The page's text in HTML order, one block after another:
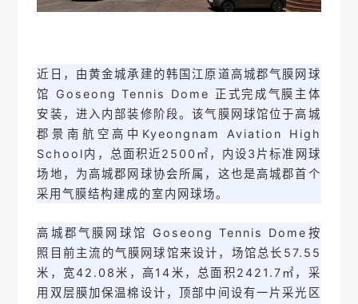
近日，由黄金城承建的韩国江原道高城郡气膜网球
馆 Goseong Tennis Dome 正式完成气膜主体
安装，进入内部装修阶段。该气膜网球馆位于高城
郡景南航空高中Kyeongnam Aviation High
School内，总面积近2500㎡，内设3片标准网球
场地，为高城郡网球协会所属，这也是高城郡首个
采用气膜结构建成的室内网球场。
高城郡气膜网球馆 Goseong Tennis Dome按
照目前主流的气膜网球馆来设计，场馆总长57.55
米，宽42.08米，高14米，总面积2421.7㎡，采
用双层膜加保温棉设计，顶部中间设有一片采光区